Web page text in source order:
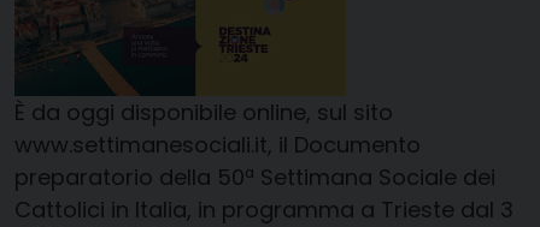
È da oggi disponibile online, sul sito
www.settimanesociali.it, il Documento
preparatorio della 50ª Settimana Sociale dei
Cattolici in Italia, in programma a Trieste dal 3